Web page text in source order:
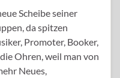
Scheibe seiner
da spitzen
Promoter, Booker,
Ohren, weil man von
Neues,